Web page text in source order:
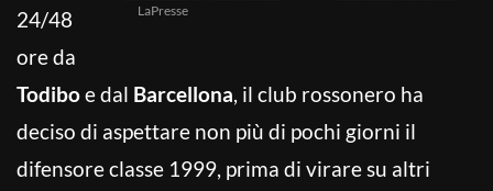
LaPresse
24/48
ore da
Todiboe dal Barcellona, il club rossonero ha
deciso di aspettare non più di pochi giorni il
difensore classe 1999, prima di virare su altri